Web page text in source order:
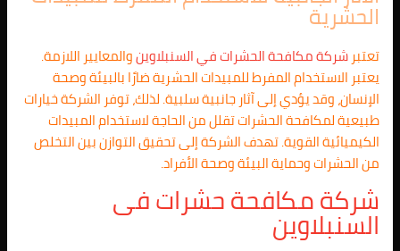
الحشرية
تعتبرشركة مكافحة الحشرات فيالسنبلاوينوالمعايير اللازمة.
يعتبر الاستخدام المفرط للمبيدات الحشرية ضارًا بالبيئة وصحة
الإنسان، وقد يؤدي إلى آثار جانبية سلبية. لذلك، توفر الشركة خيارات
طبيعية لمكافحة الحشرات تقلل من الحاجة لاستخدام المبيدات
الكيميائية القوية. تهدف الشركة إلى تحقيق التوازن بين التخلص
من الحشرات وحماية البيئة وصحة الأفراد.
شركة مكافحة حشرات فى
السنبلاوين